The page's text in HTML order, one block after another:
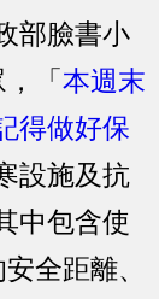
部臉書小
「 本週末
得做好保
設施及抗
中包含使
全距離、